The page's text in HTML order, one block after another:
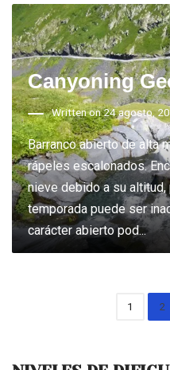
Canyoning
Written on 24 agosto,
Barranco abierto de alta
rápeles escalonados.
nieve debido a su
temporada puede ser
carácter abierto pod...
1 2